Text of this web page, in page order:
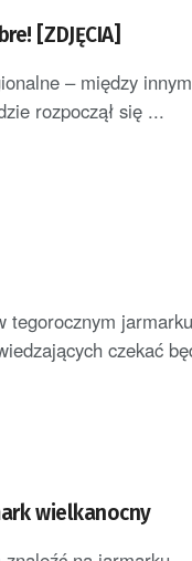
[ZDJĘCIA]
– między
rozpoczął się ...
tegorocznym jarmarku
czekać
wielkanocny